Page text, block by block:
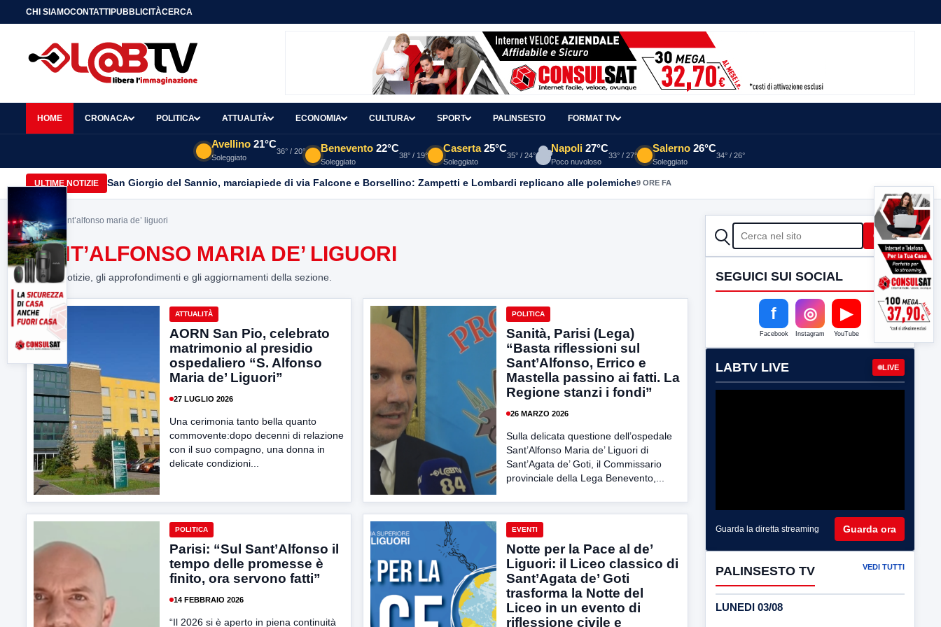
CHI SIAMOCONTATTIPUBBLICITÀCERCA
HOME CRONACA POLITICA ATTUALITÀ ECONOMIA CULTURA SPORT PALINSESTO FORMAT TV
Avellino 21°C
Soleggiato
36° / 20° Benevento 22°C
Soleggiato
38° / 19°
Caserta 25°C
Soleggiato
35° / 24°
Napoli 27°C
Poco nuvoloso
33° / 27°
Salerno 26°C
Soleggiato
34° / 26°
ULTIME NOTIZIE San Giorgio del Sannio, marciapiede di via Falcone e Borsellino: Zampetti e Lombardi replicano alle polemiche9 ORE FA
Home> sant’alfonso maria de’ liguori
SANT’ALFONSO MARIA DE’ LIGUORI
Tutte le notizie, gli approfondimenti e gli aggiornamenti della sezione.
ATTUALITÀ
AORN San Pio, celebrato
matrimonio al presidio
ospedaliero “S. Alfonso
Maria de’ Liguori”
27 LUGLIO 2026
Una cerimonia tanto bella quanto
commovente:dopo decenni di relazione
con il suo compagno, una donna in
delicate condizioni...
POLITICA
Sanità, Parisi (Lega)
“Basta riflessioni sul
Sant’Alfonso, Errico e
Mastella passino ai fatti. La
Regione stanzi i fondi”
26 MARZO 2026
Sulla delicata questione dell’ospedale
Sant’Alfonso Maria de’ Liguori di
Sant’Agata de’ Goti, il Commissario
provinciale della Lega Benevento,...
POLITICA
Parisi: “Sul Sant’Alfonso il
tempo delle promesse è
finito, ora servono fatti”
14 FEBBRAIO 2026
“Il 2026 si è aperto in piena continuità
EVENTI
Notte per la Pace al de’
Liguori: il Liceo classico di
Sant’Agata de’ Goti
trasforma la Notte del
Liceo in un evento di
riflessione civile e
CERCA Cerca
SEGUICI SUI SOCIAL
f
Facebook
◎
Instagram
▶
YouTube
LABTV LIVE LIVE
Guarda la diretta streaming Guarda ora
PALINSESTO TV VEDI TUTTI
LUNEDI 03/08